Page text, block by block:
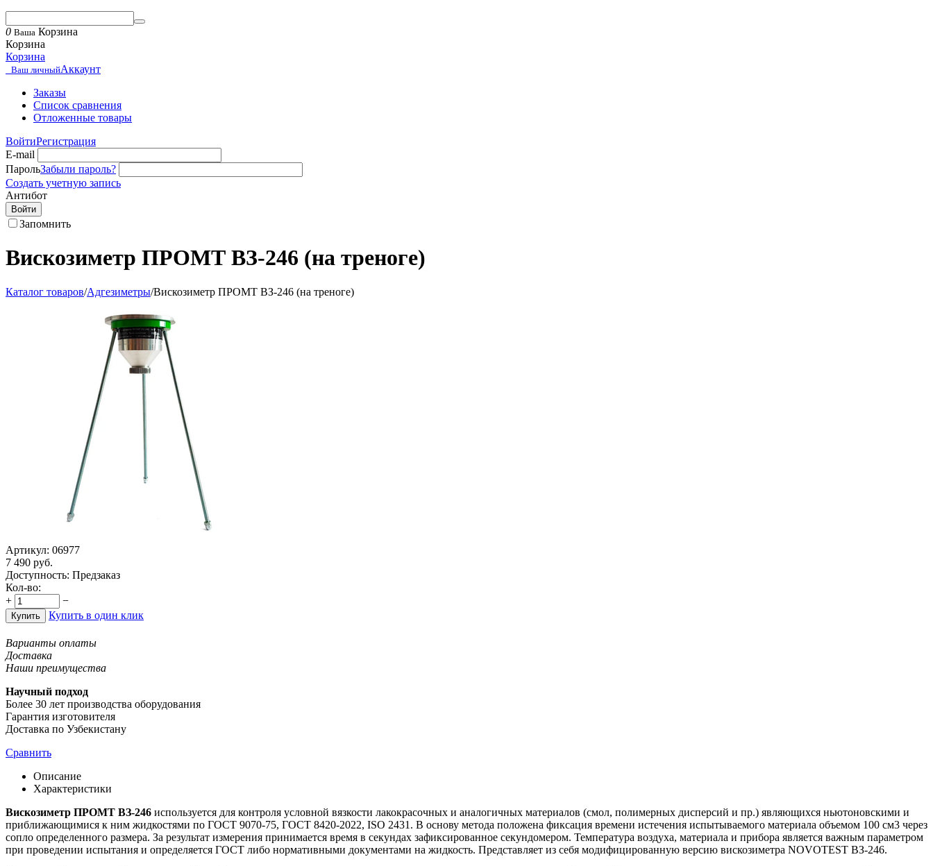
0 Ваша Корзина
Корзина
Корзина
Ваш личныйАккаунт
Заказы
Список сравнения
Отложенные товары
ВойтиРегистрация
E-mail
ПарольЗабыли пароль?
Создать учетную запись
Антибот
Войти
Запомнить
Вискозиметр ПРОМТ ВЗ-246 (на треноге)
Каталог товаров/Адгезиметры/Вискозиметр ПРОМТ ВЗ-246 (на треноге)
Артикул: 06977
7 490 руб.
Доступность: Предзаказ
Кол-во:
+
−
Купить Купить в один клик
Варианты оплаты
Доставка
Наши преимущества
Научный подход
Более 30 лет производства оборудования
Гарантия изготовителя
Доставка по Узбекистану
Сравнить
Описание
Характеристики
Вискозиметр ПРОМТ ВЗ-246 используется для контроля условной вязкости лакокрасочных и аналогичных материалов (смол, полимерных дисперсий и пр.) являющихся ньютоновскими и
приближающимися к ним жидкостями по ГОСТ 9070-75, ГОСТ 8420-2022, ISO 2431. В основу метода положена фиксация времени истечения испытываемого материала объемом 100 см3 через
сопло определенного размера. За результат измерения принимается время в секундах зафиксированное секундомером. Температура воздуха, материала и прибора является важным параметром
при проведении испытания и определяется ГОСТ либо нормативными документами на жидкость. Представляет из себя модифицированную версию вискозиметра NOVOTEST ВЗ-246.